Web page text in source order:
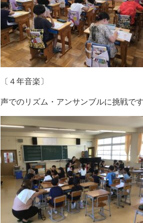
〔４年音楽〕
声でのリズム・アンサンブルに挑戦で